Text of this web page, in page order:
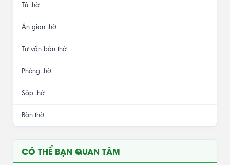
Tủ thờ
Án gian thờ
Tư vấn bàn thờ
Phòng thờ
Sập thờ
Bàn thờ
CÓ THỂ BẠN QUAN TÂM